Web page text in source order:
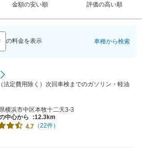
金額の安い順 評価の高い順
の料金を表示 車種から検索
法定費用除く）次回車検までのガソリン・軽油
横浜市中区本牧十二天3-3
中心から
:12.3km
4.7 （22件）